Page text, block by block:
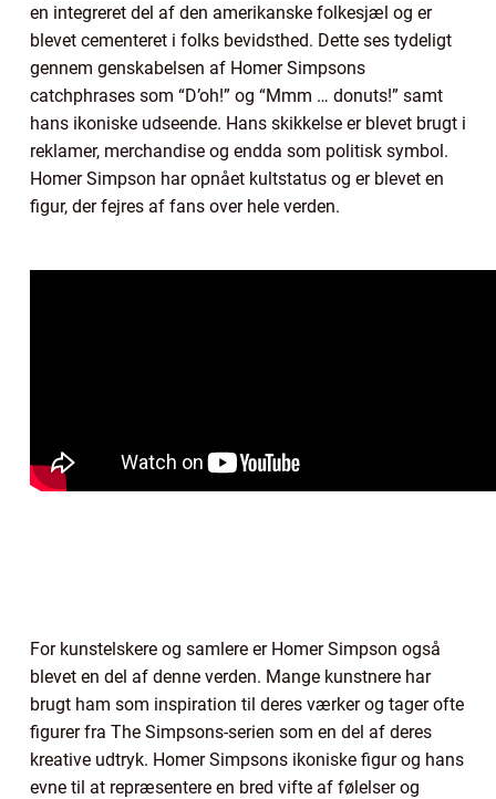
en integreret del af den amerikanske folkesjæl og er
blevet cementeret i folks bevidsthed. Dette ses tydeligt
gennem genskabelsen af Homer Simpsons
catchphrases som “D’oh!” og “Mmm … donuts!” samt
hans ikoniske udseende. Hans skikkelse er blevet brugt i
reklamer, merchandise og endda som politisk symbol.
Homer Simpson har opnået kultstatus og er blevet en
figur, der fejres af fans over hele verden.
For kunstelskere og samlere er Homer Simpson også
blevet en del af denne verden. Mange kunstnere har
brugt ham som inspiration til deres værker og tager ofte
figurer fra The Simpsons-serien som en del af deres
kreative udtryk. Homer Simpsons ikoniske figur og hans
evne til at repræsentere en bred vifte af følelser og